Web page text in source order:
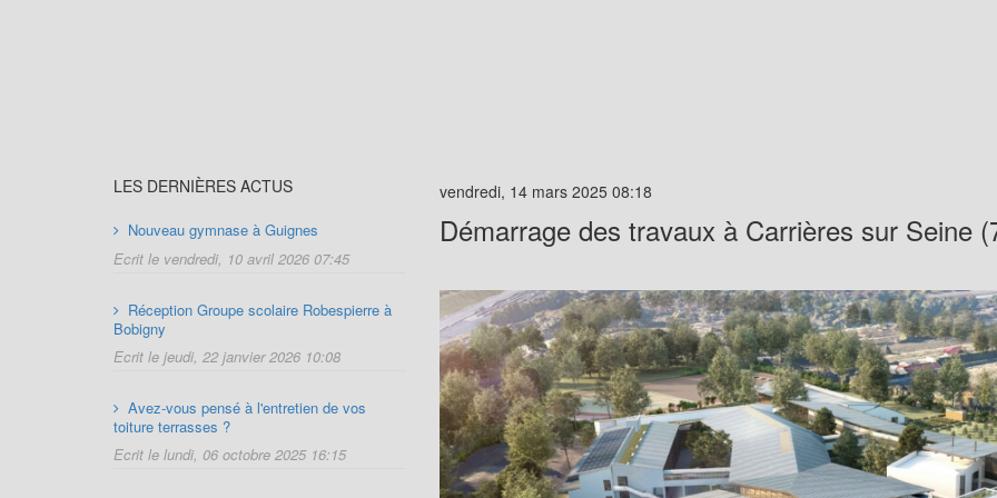
LES DERNIÈRES ACTUS
Nouveau gymnase à Guignes
Ecrit le vendredi, 10 avril 2026 07:45
Réception Groupe scolaire Robespierre à
Bobigny
Ecrit le jeudi, 22 janvier 2026 10:08
Avez-vous pensé à l'entretien de vos
toiture terrasses ?
Ecrit le lundi, 06 octobre 2025 16:15
vendredi, 14 mars 2025 08:18
Démarrage des travaux à Carrières sur Seine